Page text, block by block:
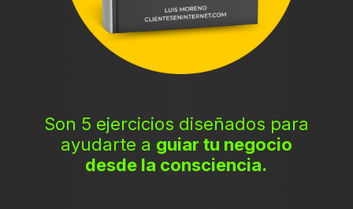
Son 5 ejercicios diseñados para
ayudarte a guiar tu negocio
desde la consciencia.